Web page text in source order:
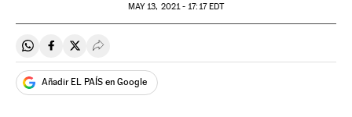
MAY13, 2021 - 17:17EDT
Compartir en Whatsapp
Compartir en Facebook
Compartir en Twitter
Desplegar Redes Sociales
Añadir EL PAÍS en Google